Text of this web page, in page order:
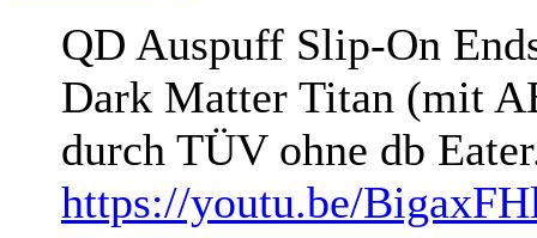
QD Auspuff Slip-On
Dark Matter Titan (mit
durch TÜV ohne db
https://youtu.be/